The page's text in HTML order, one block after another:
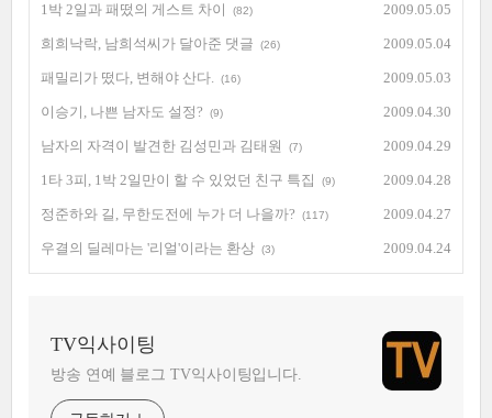
1박 2일과 패떴의 게스트 차이 (82) 2009.05.05
희희낙락, 남희석씨가 달아준 댓글 (26) 2009.05.04
패밀리가 떴다, 변해야 산다. (16) 2009.05.03
이승기, 나쁜 남자도 설정? (9) 2009.04.30
남자의 자격이 발견한 김성민과 김태원 (7) 2009.04.29
1타 3피, 1박 2일만이 할 수 있었던 친구 특집 (9) 2009.04.28
정준하와 길, 무한도전에 누가 더 나을까? (117) 2009.04.27
우결의 딜레마는 '리얼'이라는 환상 (3) 2009.04.24
TV익사이팅
방송 연예 블로그 TV익사이팅입니다.